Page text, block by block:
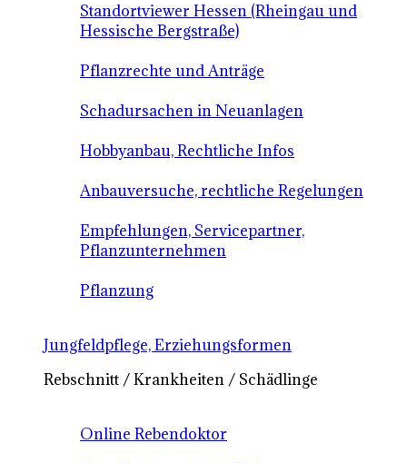
Standortviewer Hessen (Rheingau und
Hessische Bergstraße)
Pflanzrechte und Anträge
Schadursachen in Neuanlagen
Hobbyanbau, Rechtliche Infos
Anbauversuche, rechtliche Regelungen
Empfehlungen, Servicepartner,
Pflanzunternehmen
Pflanzung
Jungfeldpflege, Erziehungsformen
Rebschnitt / Krankheiten / Schädlinge
Online Rebendoktor